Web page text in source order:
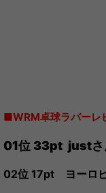
■WRM卓球ラバーレ
01位 33pt just
02位 17pt ヨーロ